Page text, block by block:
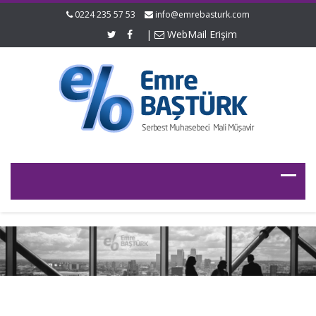
0224 235 57 53 info@emrebasturk.com
| WebMail Erişim